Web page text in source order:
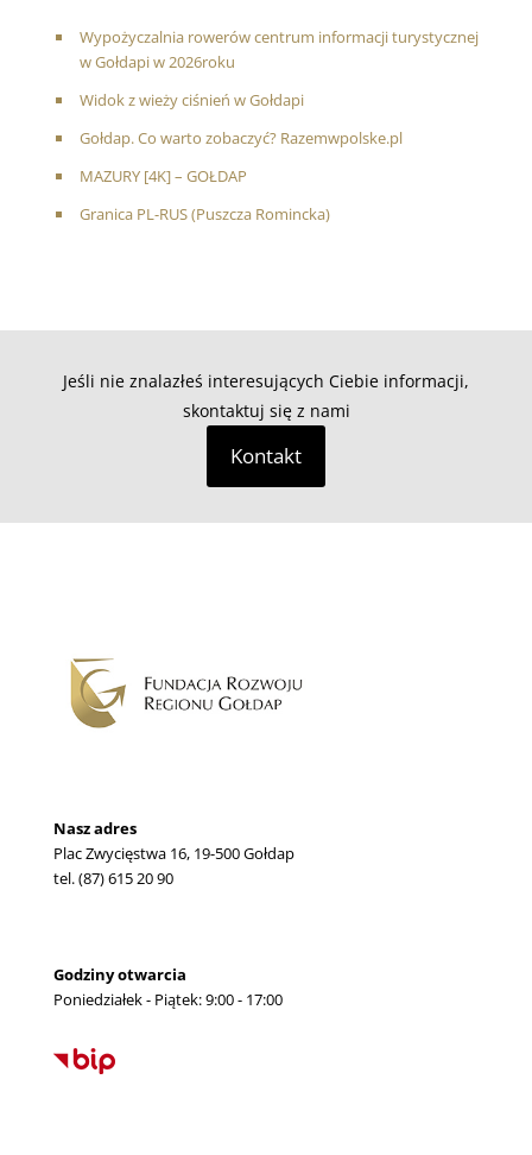
Wypożyczalnia rowerów centrum informacji turystycznej
w Gołdapi w 2026roku
Widok z wieży ciśnień w Gołdapi
Gołdap. Co warto zobaczyć? Razemwpolske.pl
MAZURY [4K] – GOŁDAP
Granica PL-RUS (Puszcza Romincka)
Jeśli nie znalazłeś interesujących Ciebie informacji,
skontaktuj się z nami
Kontakt
Nasz adres
Plac Zwycięstwa 16, 19-500 Gołdap
tel. (87) 615 20 90
Godziny otwarcia
Poniedziałek - Piątek: 9:00 - 17:00